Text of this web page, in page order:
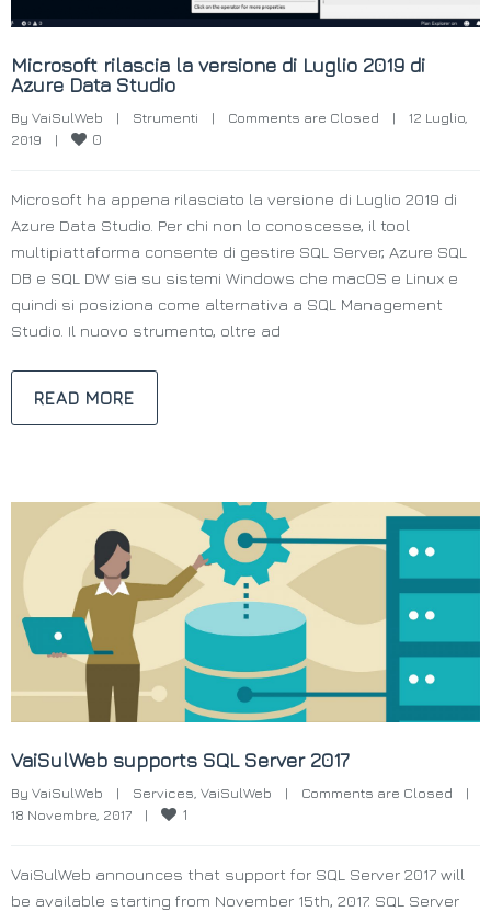
Microsoft rilascia la versione di Luglio 2019 di
Azure Data Studio
By VaiSulWeb | Strumenti | Comments are Closed |
12 Luglio,
2019 | 0
Microsoft ha appena rilasciato la versione di Luglio 2019 di
Azure Data Studio. Per chi non lo conoscesse, il tool
multipiattaforma consente di gestire SQL Server, Azure SQL
DB e SQL DW sia su sistemi Windows che macOS e Linux e
quindi si posiziona come alternativa a SQL Management
Studio. Il nuovo strumento, oltre ad
READ MORE
VaiSulWeb supports SQL Server 2017
By VaiSulWeb | Services VaiSulWeb | Comments are Closed
|
18 Novembre, 2017 | 1
VaiSulWeb announces that support for SQL Server 2017 will
be available starting from November 15th, 2017. SQL Server